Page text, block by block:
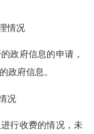
情况
政府信息的申请，
政府信息。
况
行收费的情况，未